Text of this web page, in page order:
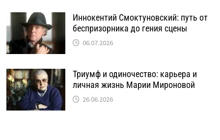
Иннокентий Смоктуновский: путь от
беспризорника до гения сцены
06.07.2026
Триумф и одиночество: карьера и
личная жизнь Марии Мироновой
26.06.2026